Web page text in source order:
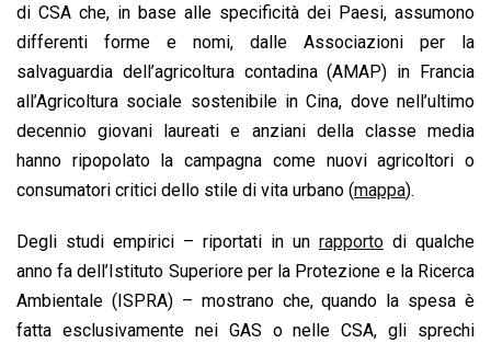
di CSA che, in base alle specificità dei Paesi, assumono
differenti forme e nomi, dalle Associazioni per la
salvaguardia dell’agricoltura contadina (AMAP) in Francia
all’Agricoltura sociale sostenibile in Cina, dove nell’ultimo
decennio giovani laureati e anziani della classe media
hanno ripopolato la campagna come nuovi agricoltori o
consumatori critici dello stile di vita urbano (mappa).
Degli studi empirici – riportati in un rapporto di qualche
anno fa dell’Istituto Superiore per la Protezione e la Ricerca
Ambientale (ISPRA) – mostrano che, quando la spesa è
fatta esclusivamente nei GAS o nelle CSA, gli sprechi